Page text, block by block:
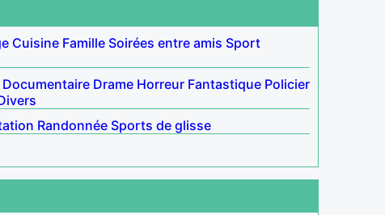
Cuisine Famille Soirées entre amis Sport
Documentaire Drame Horreur Fantastique Policier
Randonnée Sports de glisse